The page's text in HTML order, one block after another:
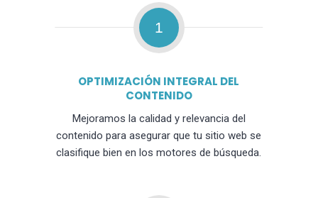
1
OPTIMIZACIÓN INTEGRAL DEL
CONTENIDO
Mejoramos la calidad y relevancia del
contenido para asegurar que tu sitio web se
clasifique bien en los motores de búsqueda.